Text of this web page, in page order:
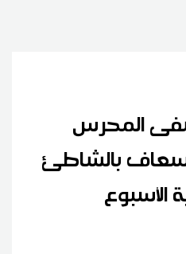
المحرس
بالشاطئ
الأسبوع